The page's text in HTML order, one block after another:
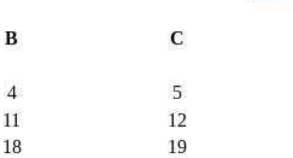
В С
4
5
11
12
18
19